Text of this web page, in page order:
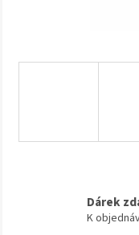
Dárek
K